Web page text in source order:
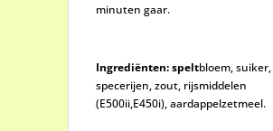
minuten gaar.
Ingrediënten:speltbloem, suiker,
specerijen, zout, rijsmiddelen
(E500ii,E450i),